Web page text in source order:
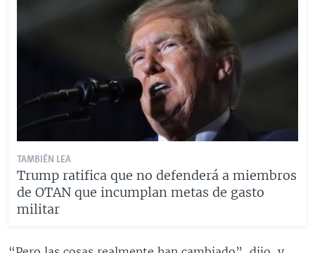
TAMBIÉN LEA
Trump ratifica que no defenderá a miembros
de OTAN que incumplan metas de gasto
militar